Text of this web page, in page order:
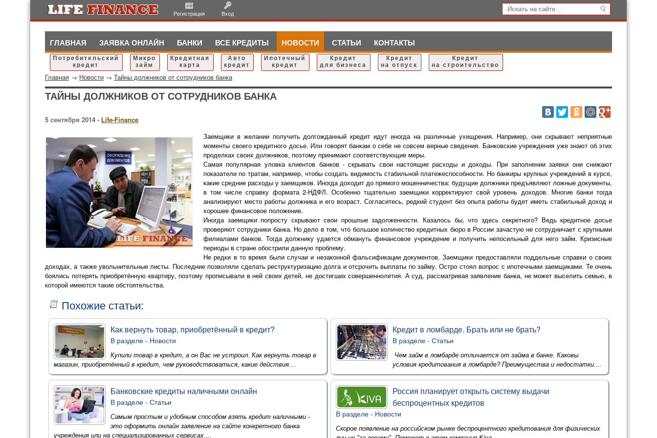
Регистрация Вход
ГЛАВНАЯ ЗАЯВКА ОНЛАЙН БАНКИ ВСЕ КРЕДИТЫ НОВОСТИ СТАТЬИ КОНТАКТЫ
Потребительский
кредит
Микро
займ
Кредитная
карта
Авто
кредит
Ипотечный
кредит
Кредит
для бизнеса
Кредит
на отпуск
Кредит
на строительство
Главная → Новости → Тайны должников от сотрудников банка
ТАЙНЫ ДОЛЖНИКОВ ОТ СОТРУДНИКОВ БАНКА
5 сентября 2014 - Life-Finance
Заемщики в желании получить долгожданный кредит идут иногда на различные ухищрения. Например, они скрывают неприятные
моменты своего кредитного досье. Или говорят банкам о себе не совсем верные сведения. Банковские учреждения уже знают об этих
проделках своих должников, поэтому принимают соответствующие меры.
Самая популярная уловка клиентов банков - скрывать свои настоящие расходы и доходы. При заполнении заявки они снижают
показатели по тратам, например, чтобы создать видимость стабильной платежеспособности. Но банкиры крупных учреждений в курсе,
какие средние расходы у заемщиков. Иногда доходит до прямого мошенничества: будущие должники предъявляют ложные документы,
в том числе справку формата 2-НДФЛ. Особенно тщательно заемщики корректируют свой уровень доходов. Многие банки тогда
анализируют место работы должника и его возраст. Согласитесь, редкий студент без опыта работы будет иметь стабильный доход и
хорошее финансовое положение.
Иногда заемщики попросту скрывают свои прошлые задолженности. Казалось бы, что здесь секретного? Ведь кредитное досье
проверяют сотрудники банка. Но дело в том, что большое количество кредитных бюро в России зачастую не сотрудничает с крупными
филиалами банков. Тогда должнику удается обмануть финансовое учреждение и получить непосильный для него займ. Кризисные
периоды в стране обострили данную проблему.
Не редки в то время были случаи и незаконной фальсификации документов. Заемщики предоставляли поддельные справки о своих
доходах, а также увольнительные листы. Последние позволяли сделать реструктуризацию долга и отсрочить выплаты по займу. Остро стоял вопрос с ипотечными заемщиками. Те очень
боялись потерять приобретённую квартиру, поэтому прописывали в ней своих детей, не достигших совершеннолетия. А суд, рассматривая заявление банка, не может выселить семью, в
которой имеются такие обстоятельства.
Похожие статьи:
Как вернуть товар, приобретённый в кредит?
В разделе - Новости
Купили товар в кредит, а он Вас не устроил. Как вернуть товар в
магазин, приобретённый в кредит, чем руководствоваться, какие действия....
Кредит в ломбарде. Брать или не брать?
В разделе - Статьи
Чем займ в ломбарде отличается от займа в банке. Каковы
условия кредитования в ломбарде? Преимущества и недостатки....
Банковские кредиты наличными онлайн
В разделе - Статьи
Самым простым и удобным способом взять кредит наличными -
это оформить онлайн заявление на сайте конкретного банка
учреждения или на специализированных сервисах....
Россия планирует открыть систему выдачи
беспроцентных кредитов
В разделе - Новости
Скорое появление на российском рынке беспроцентного кредитования для физических